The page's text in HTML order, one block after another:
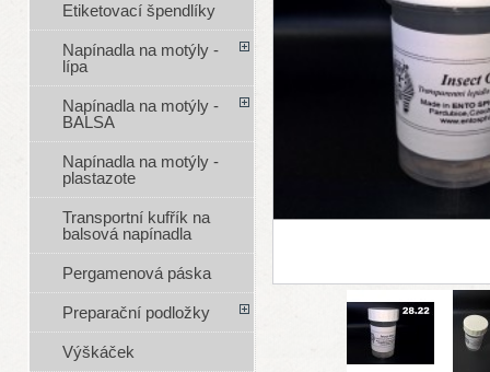
Etiketovací špendlíky
Napínadla na motýly -
lípa
Napínadla na motýly -
BALSA
Napínadla na motýly -
plastazote
Transportní kufřík na
balsová napínadla
Pergamenová páska
Preparační podložky
Výškáček